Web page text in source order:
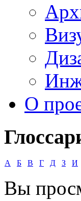
О
А Б В Г Д З И
Вы